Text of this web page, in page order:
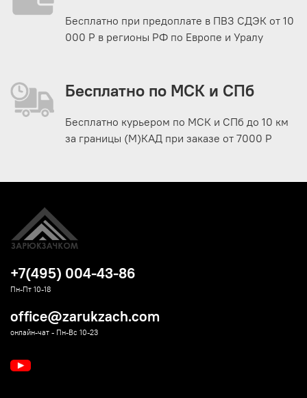
Бесплатно при предоплате в ПВЗ СДЭК от 10
000 Р в регионы РФ по Европе и Уралу
Бесплатно по МСК и СПб
Бесплатно курьером по МСК и СПб до 10 км
за границы (М)КАД при заказе от 7000 Р
+7(495) 004-43-86
Пн-Пт 10-18
office@zarukzach.com
онлайн-чат - Пн-Вс 10-23